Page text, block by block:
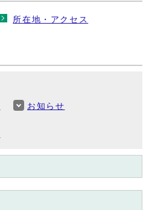
所在地・アクセス
お知らせ